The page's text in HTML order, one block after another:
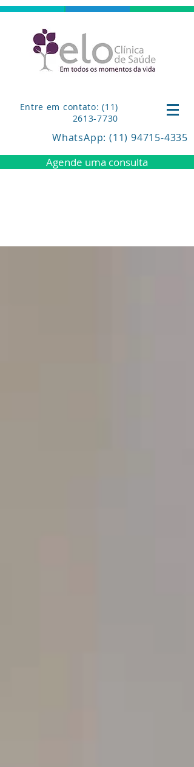
Entre em contato: (11)
2613-7730
WhatsApp: (11) 94715-4335
Agende uma consulta